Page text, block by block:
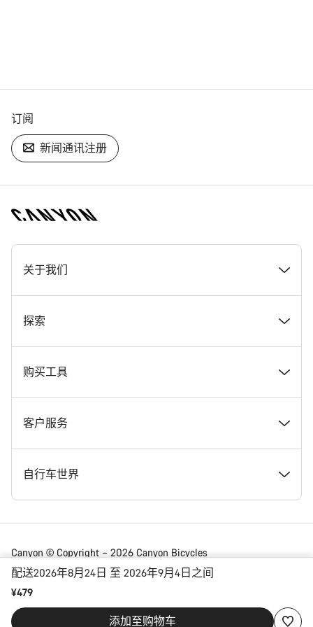
配送2026年8月24日 至 2026年9月4日之间
¥479
添加至购物车
订阅
新闻通讯注册
[footer.linksList.title]
关于我们
奖项
在 Canyon 工作
Canyon 新闻发布室
条款和条件
法律披露
数据保护声明
探索
新闻和故事
提示和建议
Canyon Home Koblenz
会员礼遇
Canyon App
购买工具
找到您梦寐以求的 Canyon 自行车
现货自行车
找到您的 Canyon 尺寸
自行车对比
客户服务
支持中心
服务网点
送货
自行车世界
公路车
砾石车
Canyon © Copyright – 2026 Canyon Bicycles
GmbH – 保留所有权利
China | 简体中文